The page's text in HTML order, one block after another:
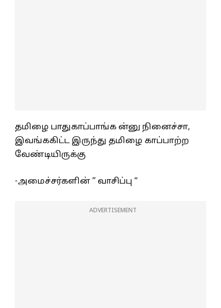
தமிழை பாதுகாப்பாங்க ன்னு நினைச்சா,
இவங்ககிட்ட இருந்து தமிழை காப்பாற்ற
வேண்டியிருக்கு
-அமைச்சர்களின் ” வாசிப்பு “
ADVERTISEMENT